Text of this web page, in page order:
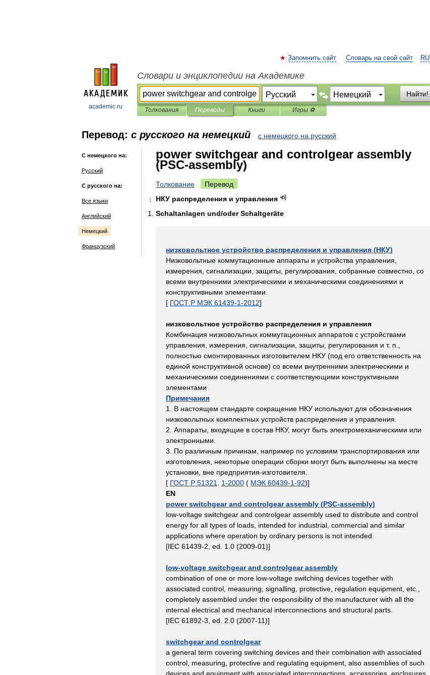
academic.ru
RU
Запомнить сайт Словарь на свой сайт
Словари и энциклопедии на Академике
Найти!
Толкования Переводы Книги Игры ⚽
Перевод: с русского на немецкий с немецкого на русский
С немецкого на:
Русский
С русского на:
Все языки
Английский
Немецкий
Французский
power switchgear and controlgear assembly
(PSC-assembly)
Толкование Перевод
1 НКУ распределения и управления
Schaltanlagen und/oder Schaltgeräte
низковольтное устройство распределения и управления (НКУ)
Низковольтные коммутационные аппараты и устройства управления
измерения сигнализации защиты регулирования собранные совместно со
всеми внутренними электрическими и механическими соединениями и
конструктивными элементами
[ ГОСТ Р МЭК 61439-1-2012]
низковольтное устройство распределения и управления
Комбинация низковольтных коммутационных аппаратов с устройствами
управления
измерения сигнализации защиты регулирования и т. п
полностью смонтированных изготовителем НКУ (под его ответственность на
единой конструктивной основе) со всеми внутренними электрическими и
механическими соединениями с соответствующими конструктивными
элементами
Примечания
1
В настоящем стандарте сокращение НКУ используют для обозначения
низковольтных комплектных устройств распределения и управления
2 Аппараты входящие в состав НКУ, могут быть электромеханическими или
электронными
3
По различным причинам например по условиям транспортирования или
изготовления
некоторые операции сборки могут быть выполнены на месте
установки
вне предприятия-изготовителя
[ ГОСТ Р 51321 1-2000 ( МЭК 60439-1-92)]
EN
power switchgear and controlgear assembly (PSC-assembly)
low-voltage switchgear and controlgear assembly used to distribute and control
energy for all types of loads intended for industrial commercial and similar
applications where operation by ordinary persons is not intended
[IEC 61439-2 ed 1 0 (2009-01)]
low-voltage switchgear and controlgear assembly
combination of one or more low-voltage switching devices together with
associated control measuring signalling protective regulation equipment etc
completely assembled under the responsibility of the manufacturer with all the
internal electrical and mechanical interconnections and structural parts
[IEC 61892-3 ed 2 0 (2007-11)]
switchgear and controlgear
a general term covering switching devices and their combination with associated
control measuring protective and regulating equipment also assemblies of such